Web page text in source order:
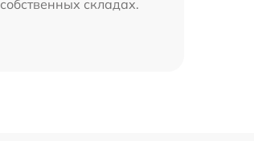
собственных складах.